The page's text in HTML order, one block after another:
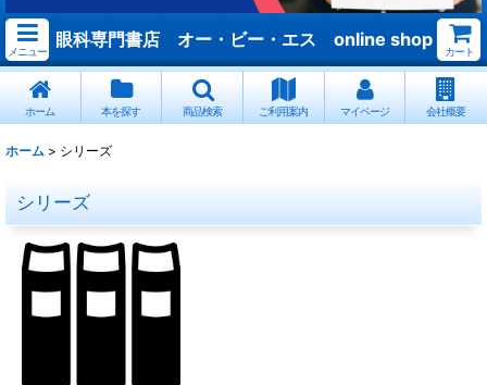
メニュー
眼科専門書店 オー・ビー・エス online shop
カート
ホーム 本を探す 商品検索 ご利用案内 マイページ 会社概要
ホーム > シリーズ
シリーズ